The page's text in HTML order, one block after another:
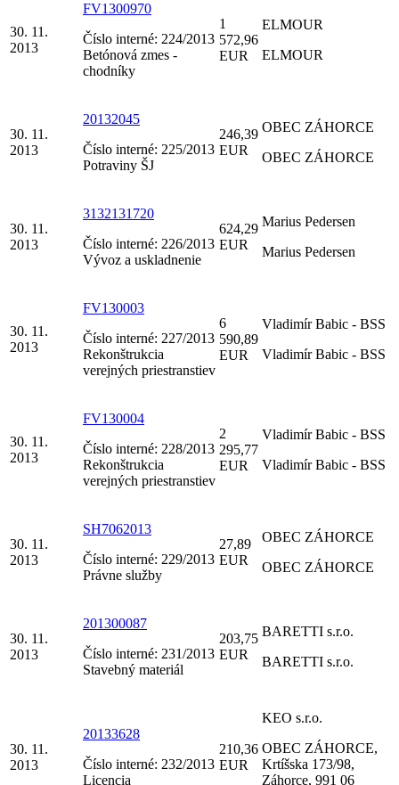
30. 11.
2013
FV1300970
Číslo interné: 224/2013
Betónová zmes -
chodníky
1
572,96
EUR
ELMOUR
ELMOUR
30. 11.
2013
20132045
Číslo interné: 225/2013
Potraviny ŠJ
246,39
EUR
OBEC ZÁHORCE
OBEC ZÁHORCE
30. 11.
2013
3132131720
Číslo interné: 226/2013
Vývoz a uskladnenie
624,29
EUR
Marius Pedersen
Marius Pedersen
30. 11.
2013
FV130003
Číslo interné: 227/2013
Rekonštrukcia
verejných priestranstiev
6
590,89
EUR
Vladimír Babic - BSS
Vladimír Babic - BSS
30. 11.
2013
FV130004
Číslo interné: 228/2013
Rekonštrukcia
verejných priestranstiev
2
295,77
EUR
Vladimír Babic - BSS
Vladimír Babic - BSS
30. 11.
2013
SH7062013
Číslo interné: 229/2013
Právne služby
27,89
EUR
OBEC ZÁHORCE
OBEC ZÁHORCE
30. 11.
2013
201300087
Číslo interné: 231/2013
Stavebný materiál
203,75
EUR
BARETTI s.r.o.
BARETTI s.r.o.
30. 11.
2013
20133628
Číslo interné: 232/2013
Licencia
210,36
EUR
KEO s.r.o.
OBEC ZÁHORCE,
Krtíšska 173/98,
Záhorce, 991 06